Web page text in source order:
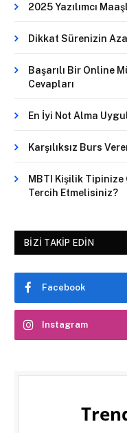
2025 Yazılımcı
Dikkat Sürenizin
Başarılı Bir Online
Cevapları
En İyi Not Alma
Karşılıksız Burs
MBTI Kişilik Tipinize
Tercih Etmelisiniz?
BIZI TAKIP EDIN
Facebook
Instagram